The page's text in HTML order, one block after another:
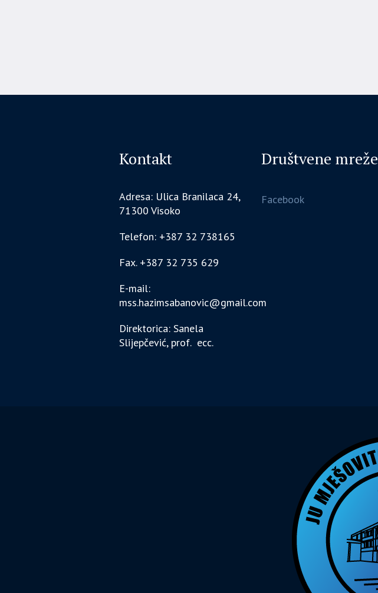
Kontakt
Adresa: Ulica Branilaca 24,
71300 Visoko
Telefon: +387 32 738165
Fax. +387 32 735 629
E-mail:
mss.hazimsabanovic@gmail.com
Direktorica: Sanela
Slijepčević, prof. ecc.
Društvene mreže
Facebook